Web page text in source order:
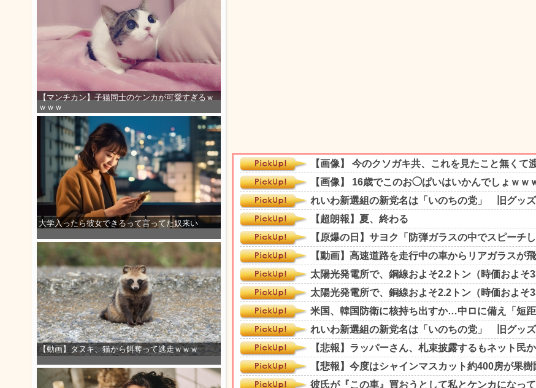
【マンチカン】子猫同士のケンカが可愛すぎるｗ
ｗｗｗ
大学入ったら彼女できるって言ってた奴来い
【動画】タヌキ、猫から餌奪って逃走ｗｗｗ